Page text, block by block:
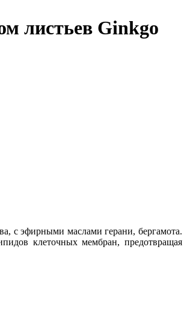
листьев Ginkgo
с эфирными маслами герани, бергамота.
клеточных мембран, предотвращая